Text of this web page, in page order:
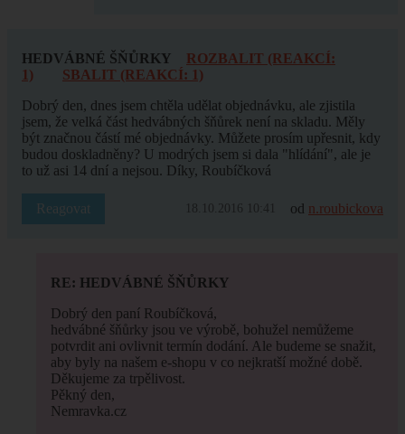
HEDVÁBNÉ ŠŇŮRKY
ROZBALIT (REAKCÍ:
1)
SBALIT (REAKCÍ: 1)
Dobrý den, dnes jsem chtěla udělat objednávku, ale zjistila
jsem, že velká část hedvábných šňůrek není na skladu. Měly
být značnou částí mé objednávky. Můžete prosím upřesnit, kdy
budou doskladněny? U modrých jsem si dala "hlídání", ale je
to už asi 14 dní a nejsou. Díky, Roubíčková
Reagovat 18.10.2016 10:41 od n.roubickova
RE: HEDVÁBNÉ ŠŇŮRKY
Dobrý den paní Roubíčková,
hedvábné šňůrky jsou ve výrobě, bohužel nemůžeme
potvrdit ani ovlivnit termín dodání. Ale budeme se snažit,
aby byly na našem e-shopu v co nejkratší možné době.
Děkujeme za trpělivost.
Pěkný den,
Nemravka.cz